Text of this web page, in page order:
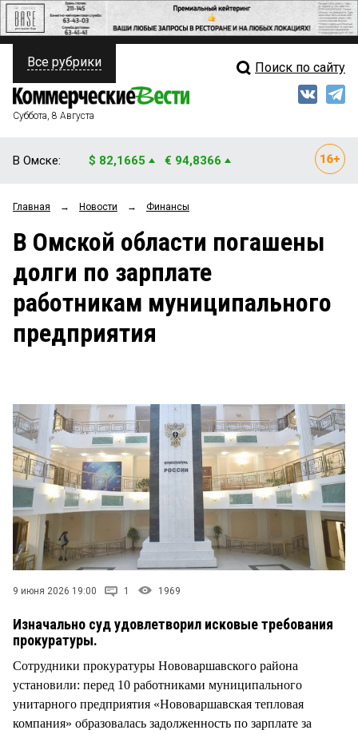
ПОЛИТИКА
ФИНАНСЫ
ОБЩЕСТВО
ЗАКОН
НОВОСТИ КОМПАНИЙ
Свежий выпуск
Рейтинги
Блоги
Архив
Все рубрики Поиск по сайту
Суббота, 8 Августа
В Омске: $ 82,1665 € 94,8366
Главная → Новости → Финансы
В Омской области погашены
долги по зарплате
работникам муниципального
предприятия
9 июня 2026 19:00 1 1969
Изначально суд удовлетворил исковые требования
прокуратуры.
Сотрудники прокуратуры Нововаршавского района
установили: перед 10 работниками муниципального
унитарного предприятия «Нововаршавская тепловая
компания» образовалась задолженность по зарплате за